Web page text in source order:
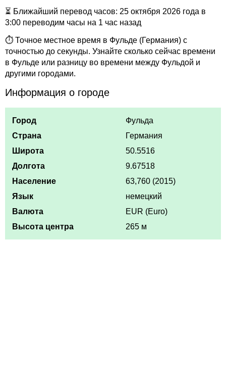
⏳ Ближайший перевод часов: 25 октября 2026 года в
3:00 переводим часы на 1 час назад
⏱ Точное местное время в Фульде (Германия) с
точностью до секунды. Узнайте сколько сейчас времени
в Фульде или разницу во времени между Фульдой и
другими городами.
Информация о городе
Город
Фульда
Страна
Германия
Широта
50.5516
Долгота
9.67518
Население
63,760 (2015)
Язык
немецкий
Валюта
EUR (Euro)
Высота центра
265 м